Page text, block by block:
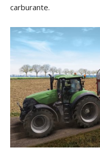
carburante.